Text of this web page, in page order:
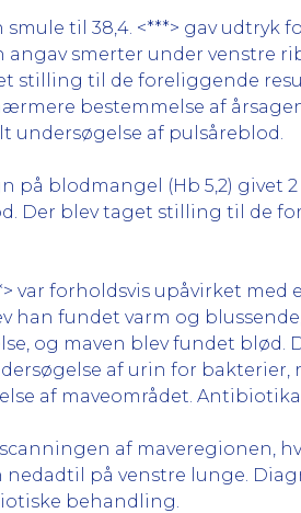
smule til 38,4. <***> gav
smerter under venstre
stilling til de foreliggende
bestemmelse af
undersøgelse af pulsåreblod.
på blodmangel (Hb 5,2)
Der blev taget stilling til de
var forholdsvis upåvirket
han fundet varm og
og maven blev fundet blød.
af urin for
af maveområdet.
af
nedadtil på venstre lunge.
behandling.